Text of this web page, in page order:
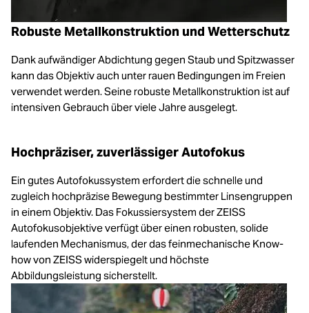
Robuste Metallkonstruktion und Wetterschutz
Dank aufwändiger Abdichtung gegen Staub und Spitzwasser
kann das Objektiv auch unter rauen Bedingungen im Freien
verwendet werden. Seine robuste Metallkonstruktion ist auf
intensiven Gebrauch über viele Jahre ausgelegt.
Hochpräziser, zuverlässiger Autofokus
Ein gutes Autofokussystem erfordert die schnelle und
zugleich hochpräzise Bewegung bestimmter Linsengruppen
in einem Objektiv. Das Fokussiersystem der ZEISS
Autofokusobjektive verfügt über einen robusten, solide
laufenden Mechanismus, der das feinmechanische Know-
how von ZEISS widerspiegelt und höchste
Abbildungsleistung sicherstellt.